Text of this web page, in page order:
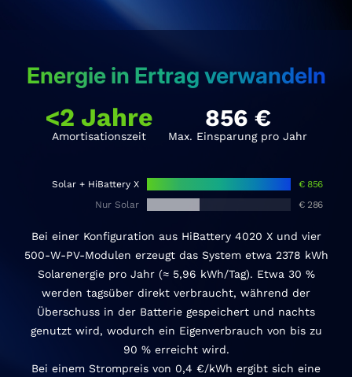
Energie in Ertrag verwandeln
<2 Jahre
Amortisationszeit
856€
Max. Einsparung pro Jahr
Solar + HiBattery X € 856
Nur Solar
€ 286
Bei einer Konfiguration aus HiBattery 4020 X und vier
500-W-PV-Modulen erzeugt das System etwa 2378 kWh
Solarenergie pro Jahr (≈ 5,96 kWh/Tag). Etwa 30 %
werden tagsüber direkt verbraucht, während der
Überschuss in der Batterie gespeichert und nachts
genutzt wird, wodurch ein Eigenverbrauch von bis zu
90 % erreicht wird.
Bei einem Strompreis von 0,4 €/kWh ergibt sich eine